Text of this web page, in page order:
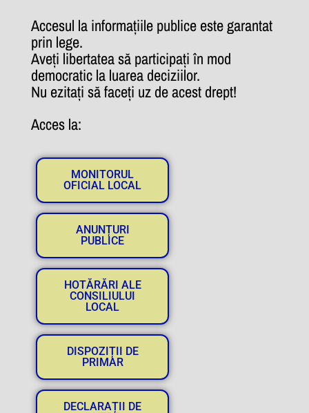
Accesul la informațiile publice este garantat
prin lege.
Aveți libertatea să participați în mod
democratic la luarea deciziilor.
Nu ezitați să faceți uz de acest drept!
Acces la:
MONITORUL
OFICIAL LOCAL
ANUNȚURI
PUBLICE
HOTĂRĂRI ALE
CONSILIULUI
LOCAL
DISPOZIȚII DE
PRIMAR
DECLARAȚII DE